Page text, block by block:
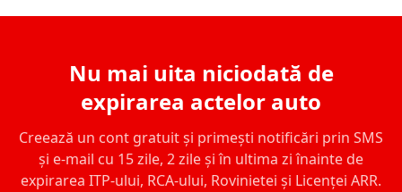
Nu mai uita niciodată de
expirarea actelor auto
Creează un cont gratuit și primești notificări prin SMS
și e-mail cu 15 zile, 2 zile și în ultima zi înainte de
expirarea ITP-ului, RCA-ului, Rovinietei și Licenței ARR.